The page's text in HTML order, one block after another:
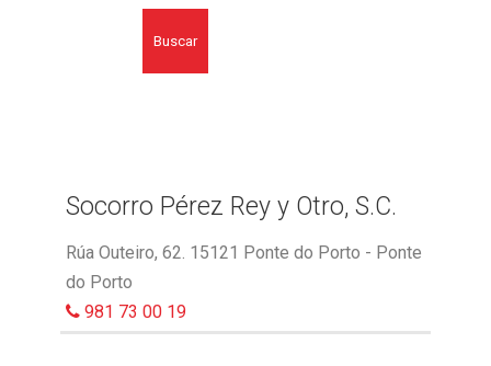
Buscar
Socorro Pérez Rey y Otro, S.C.
Rúa Outeiro, 62. 15121 Ponte do Porto - Ponte
do Porto
981 73 00 19